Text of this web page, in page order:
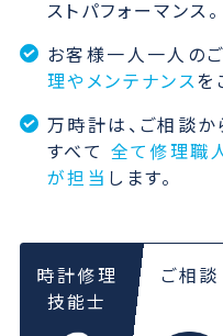
ストパフォーマンス。
お客様一人一人の
理やメンテナンスを
万時計は、ご相談
すべて 全て修理職
が担当 します。
時計修理
技能士
ご相談